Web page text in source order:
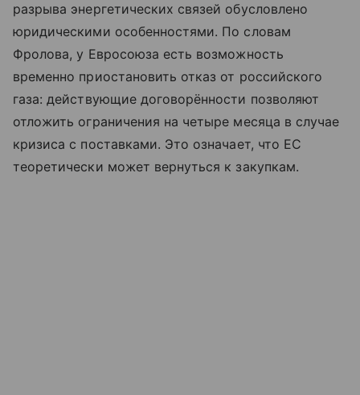
разрыва энергетических связей обусловлено
юридическими особенностями. По словам
Фролова, у Евросоюза есть возможность
временно приостановить отказ от российского
газа: действующие договорённости позволяют
отложить ограничения на четыре месяца в случае
кризиса с поставками. Это означает, что ЕС
теоретически может вернуться к закупкам.